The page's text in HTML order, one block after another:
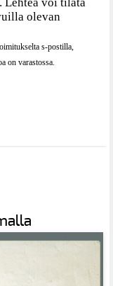
olevan
s-postilla,
on varastossa.